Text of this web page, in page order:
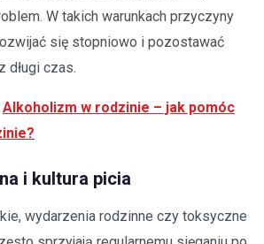
W takich warunkach przyczyny
się stopniowo i pozostawać
długi czas.
Alkoholizm w rodzinie – jak pomóc
i kultura picia
wydarzenia rodzinne czy toksyczne